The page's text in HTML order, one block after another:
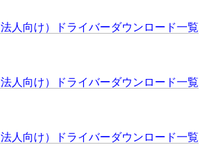
人向け）ドライバーダウンロード一覧
人向け）ドライバーダウンロード一覧
人向け）ドライバーダウンロード一覧